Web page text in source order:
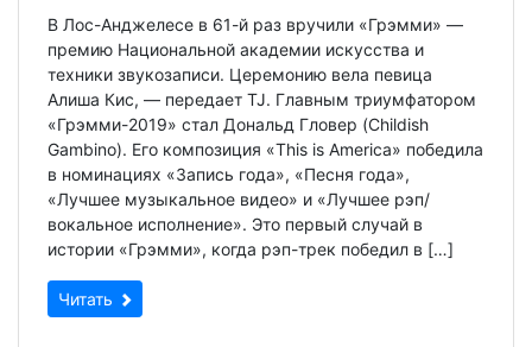
В Лос-Анджелесе в 61-й раз вручили «Грэмми» —
премию Национальной академии искусства и
техники звукозаписи. Церемонию вела певица
Алиша Кис, — передает TJ. Главным триумфатором
«Грэмми-2019» стал Дональд Гловер (Childish
Gambino). Его композиция «This is America» победила
в номинациях «Запись года», «Песня года»,
«Лучшее музыкальное видео» и «Лучшее рэп/
вокальное исполнение». Это первый случай в
истории «Грэмми», когда рэп-трек победил в […]
Читать